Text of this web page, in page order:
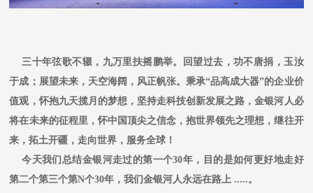
三十年弦歌不辍，九万里扶摇鹏举。回望过去，功不唐捐，玉汝
于成；展望未来，天空海阔，风正帆张。秉承“品高成大器”的企业价
值观，怀抱九天揽月的梦想，坚持走科技创新发展之路，金银河人必
将在未来的征程里，怀中国顶尖之信念，抱世界领先之理想，继往开
来，拓土开疆，走向世界，服务全球！
今天我们总结金银河走过的第一个30年，目的是如何更好地走好
第二个第三个第N个30年，我们金银河人永远在路上 .....。